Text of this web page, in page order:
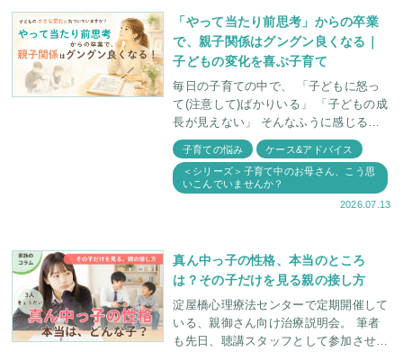
「やって当たり前思考」からの卒業
で、親子関係はグングン良くなる｜
子どもの変化を喜ぶ子育て
毎日の子育ての中で、 「子どもに怒っ
て(注意して)ばかりいる」 「子どもの成
長が見えない」 そんなふうに感じるこ
とはありませんか。 実は、一見何の成
長もしていないような毎日でも
子育ての悩み ケース&アドバイス
＜シリーズ＞子育て中のお母さん、こう思
いこんでいませんか？
2026.07.13
真ん中っ子の性格、本当のところ
は？その子だけを見る親の接し方
淀屋橋心理療法センターで定期開催して
いる、親御さん向け治療説明会。 筆者
も先日、聴講スタッフとして参加させて